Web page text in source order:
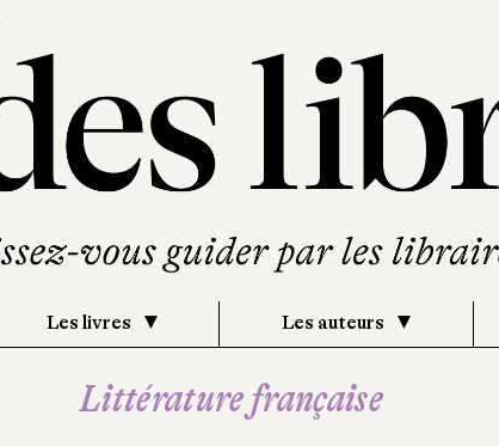
Les livres Les auteurs
Littérature française